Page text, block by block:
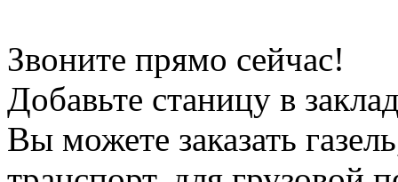
Звоните прямо сейчас!
Добавьте станицу в
Вы можете заказать